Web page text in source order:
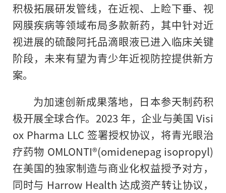
积极拓展研发管线，在近视、上睑下垂、视
网膜疾病等领域布局多款新药，其中针对近
视进展的硫酸阿托品滴眼液已进入临床关键
阶段，未来有望为青少年近视防控提供新方
案。
为加速创新成果落地，日本参天制药积
极开展全球合作。2023 年，企业与美国 Visi
ox Pharma LLC 签署授权协议，将青光眼治
疗药物 OMLONTI®(omidenepag isopropyl)
在美国的独家制造与商业化权益授予对方，
同时与 Harrow Health 达成资产转让协议，